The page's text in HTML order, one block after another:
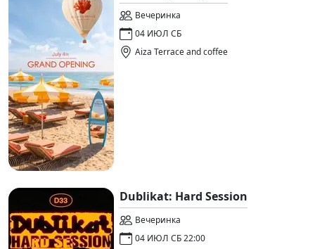
Вечеринка
04 ИЮЛ СБ
Aiza Terrace and coffee
Dublikat: Hard Session
Вечеринка
04 ИЮЛ СБ 22:00